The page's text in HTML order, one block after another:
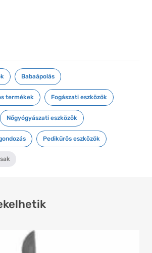
Babaápolás
termékek Fogászati eszközök
Nőgyógyászati eszközök
Pedikűrös eszközök
Ennek